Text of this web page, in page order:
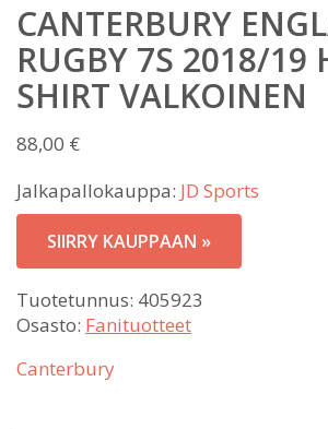
CANTERBURY
RUGBY 7S 2018/19
SHIRT VALKOINEN
88,00 €
Jalkapallokauppa: JD Sports
SIIRRY KAUPPAAN »
Tuotetunnus: 405923
Osasto: Fanituotteet
Canterbury